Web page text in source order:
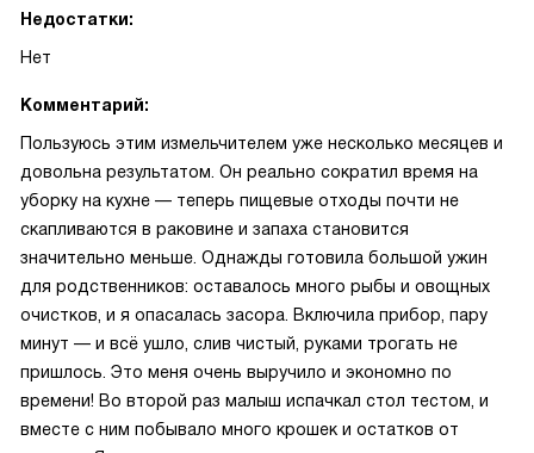
Недостатки:
Нет
Комментарий:
Пользуюсь этим измельчителем уже несколько месяцев и
довольна результатом. Он реально сократил время на
уборку на кухне — теперь пищевые отходы почти не
скапливаются в раковине и запаха становится
значительно меньше. Однажды готовила большой ужин
для родственников: оставалось много рыбы и овощных
очистков, и я опасалась засора. Включила прибор, пару
минут — и всё ушло, слив чистый, руками трогать не
пришлось. Это меня очень выручило и экономно по
времени! Во второй раз малыш испачкал стол тестом, и
вместе с ним побывало много крошек и остатков от